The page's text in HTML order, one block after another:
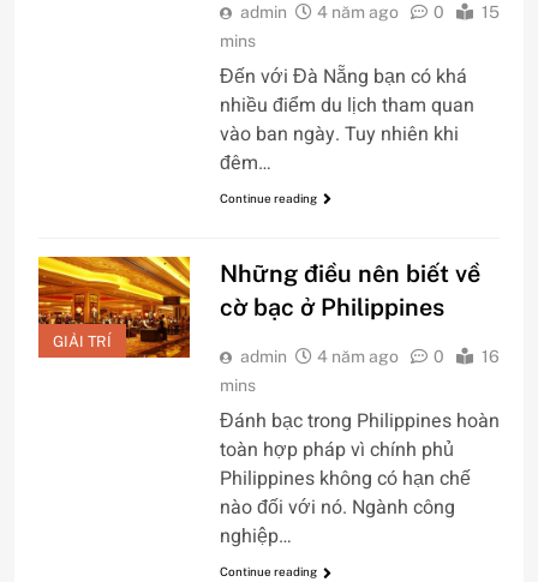
admin 4 năm ago 0
15
mins
Đến với Đà Nẵng bạn có khá
nhiều điểm du lịch tham quan
vào ban ngày. Tuy nhiên khi
đêm…
Continue reading
GIẢI TRÍ
Những điều nên biết về
cờ bạc ở Philippines
admin 4 năm ago 0
16
mins
Đánh bạc trong Philippines hoàn
toàn hợp pháp vì chính phủ
Philippines không có hạn chế
nào đối với nó. Ngành công
nghiệp…
Continue reading